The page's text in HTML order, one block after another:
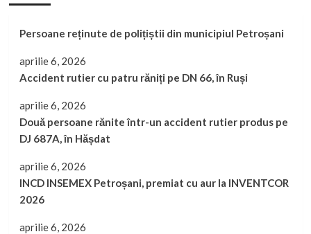
Persoane reținute de polițiștii din municipiul Petroșani
aprilie 6, 2026
Accident rutier cu patru răniți pe DN 66, în Ruși
aprilie 6, 2026
Două persoane rănite într-un accident rutier produs pe
DJ 687A, în Hășdat
aprilie 6, 2026
INCD INSEMEX Petroșani, premiat cu aur la INVENTCOR
2026
aprilie 6, 2026